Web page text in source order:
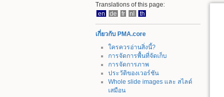
Translations of this page:
en
de fr nl th
เกี่ยวกับ PMA.core
ใครควรอ่านสิ่งนี้?
การจัดการพื้นที่จัดเก็บ
การจัดการภาพ
ประวัติของเวอร์ชัน
Whole slide images และ สไลด์
เสมือน